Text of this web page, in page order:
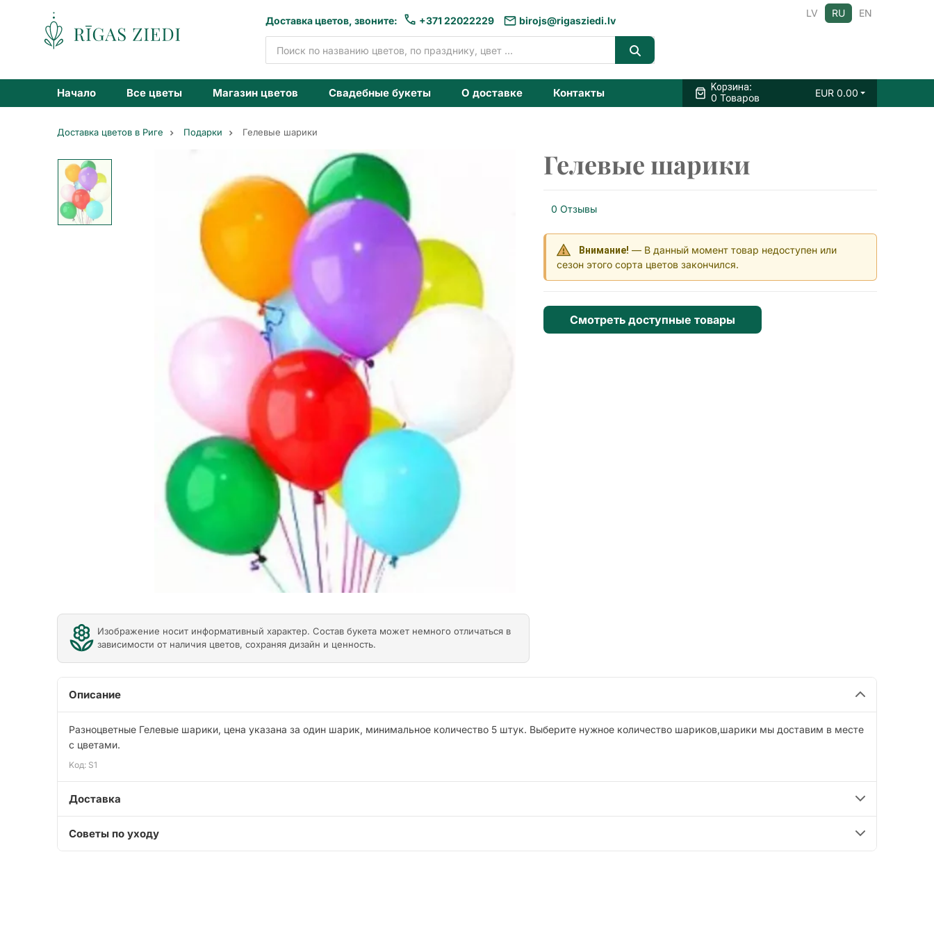
Доставка
цветов
Доставка цветов, звоните: +371 22022229 birojs@rigasziedi.lv
LV RU EN
Начало Все цветы Магазин цветов Свадебные букеты О доставке Контакты Kорзина:
0 Товаров
EUR 0.00
Доставка цветов в Риге Подарки Гелевые шарики
Изображение носит информативный характер. Состав букета может немного отличаться в
зависимости от наличия цветов, сохраняя дизайн и ценность.
Гелевые шарики
0 Отзывы
Внимание! — В данный момент товар недоступен или
сезон этого сорта цветов закончился.
Смотреть доступные товары
Описание
Разноцветные Гелевые шарики, цена указана за один шарик, минимальное количество 5 штук. Выберите нужное количество шариков,шарики мы доставим в месте
с цветами.
Kод: S1
Доставка
Советы по уходу